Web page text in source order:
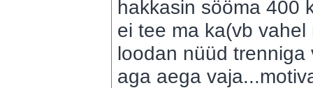
hakkasin sööma 400
ei tee ma ka(vb
loodan nüüd
aga aega